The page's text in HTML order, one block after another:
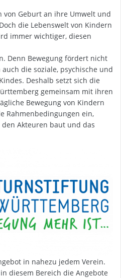
Geburt an ihre Umwelt und
die Lebenswelt von Kindern
immer wichtiger, diesen
Denn Bewegung fördert nicht
die soziale, psychische und
Deshalb setzt sich die
gemeinsam mit ihren
Bewegung von Kindern
Rahmenbedingungen ein,
Akteuren baut und das
in nahezu jedem Verein.
diesem Bereich die Angebote